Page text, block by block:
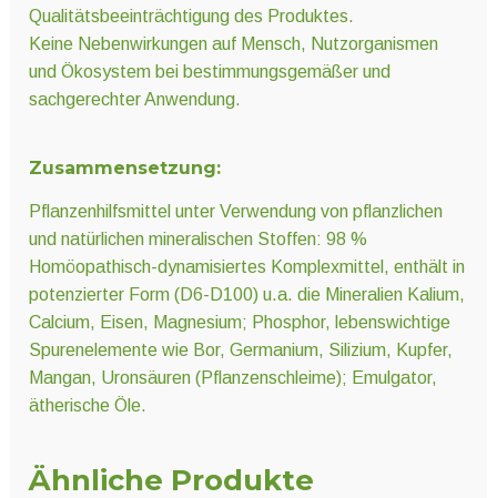
Qualitätsbeeinträchtigung des Produktes.
Keine Nebenwirkungen auf Mensch, Nutzorganismen
und Ökosystem bei bestimmungsgemäßer und
sachgerechter Anwendung.
Zusammensetzung:
Pflanzenhilfsmittel unter Verwendung von pflanzlichen
und natürlichen mineralischen Stoffen: 98 %
Homöopathisch-dynamisiertes Komplexmittel, enthält in
potenzierter Form (D6-D100) u.a. die Mineralien Kalium,
Calcium, Eisen, Magnesium; Phosphor, lebenswichtige
Spurenelemente wie Bor, Germanium, Silizium, Kupfer,
Mangan, Uronsäuren (Pflanzenschleime); Emulgator,
ätherische Öle.
Ähnliche Produkte